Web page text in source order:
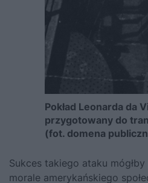
Pokład Leonarda da
przygotowany do
(fot. domena
Sukces takiego ataku
morale amerykańskiego